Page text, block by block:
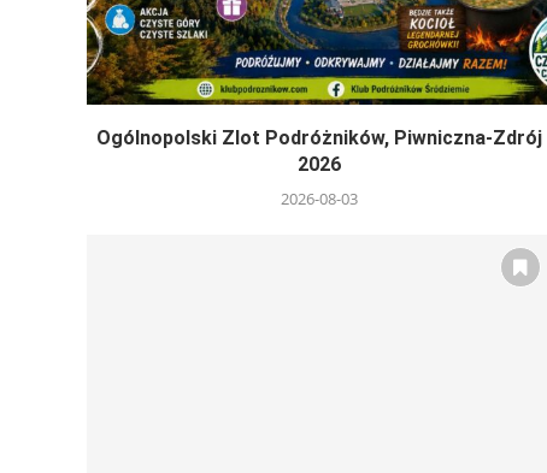
Ogólnopolski Zlot Podróżników, Piwniczna-Zdrój
2026
2026-08-03